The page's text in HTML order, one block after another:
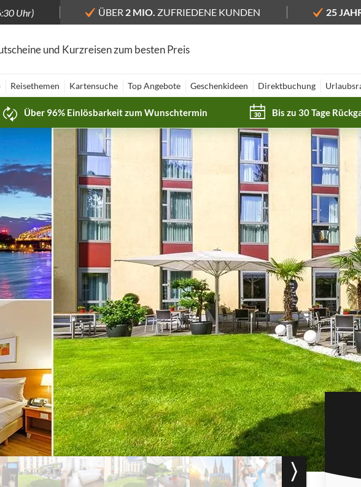
Uhr) ÜBER 2 MIO. ZUFRIEDENE KUNDEN 25
und Kurzreisen zum besten Preis
Reisethemen Kartensuche Top Angebote Geschenkideen Direktbuchung
Über 96% Einlösbarkeit zum Wunschtermin Bis zu 30 Tage